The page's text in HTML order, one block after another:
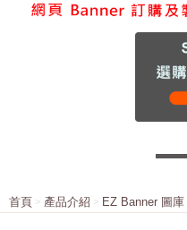
首頁 產品介紹 EZ Banner 圖庫